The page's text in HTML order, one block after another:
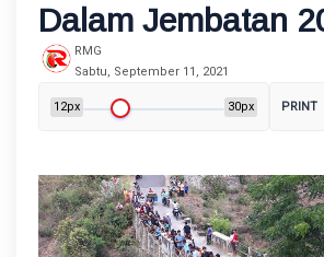
Dalam Jembatan
RMG
Sabtu, September 11, 2021
12px 30px PRINT